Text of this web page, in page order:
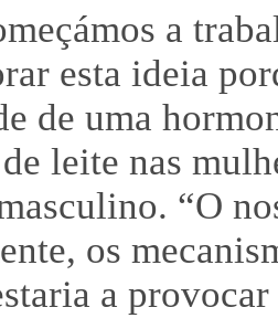
a
esta ideia
de uma
leite nas
“O
os
a